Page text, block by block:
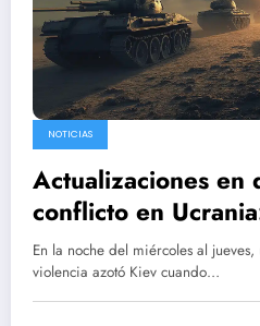
NOTICIAS
Actualizaciones en
conflicto en
víctimas tras los
nocturnos en Kiev;
posible
En la noche del miércoles al
violencia azotó Kiev cuando…